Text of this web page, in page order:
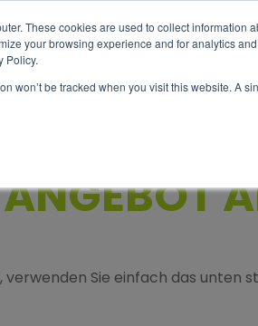
These cookies are used to collect
your browsing experience and for analytics
Policy.
won’t be tracked when you visit this website. A
ANGEBOT
Sie einfach das unten